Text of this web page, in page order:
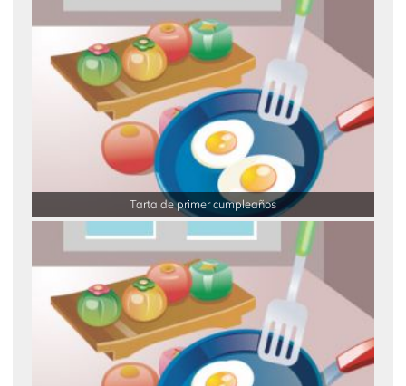
Tarta de primer cumpleaños